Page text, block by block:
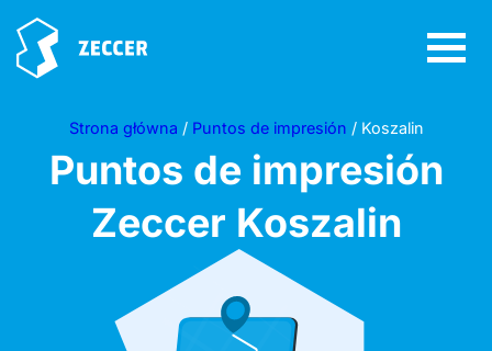
Strona główna / Puntos de impresión / Koszalin
Puntos de impresión
Zeccer Koszalin